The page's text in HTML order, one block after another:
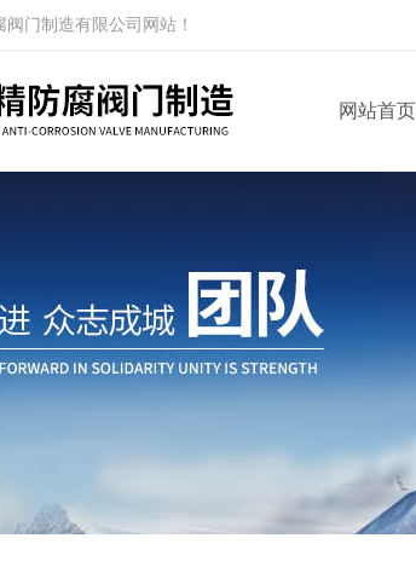
门制造有限公司网站！
网站首页